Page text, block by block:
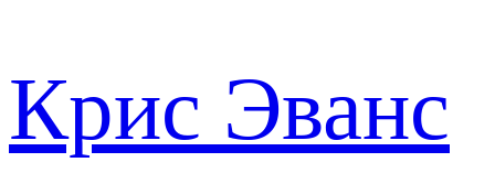
Крис Эванс